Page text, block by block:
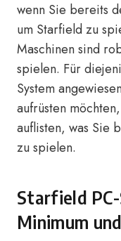
wenn Sie bereits
um Starfield zu
Maschinen sind
spielen. Für
System
aufrüsten
auflisten, was Sie
zu spielen.
Starfield
Minimum